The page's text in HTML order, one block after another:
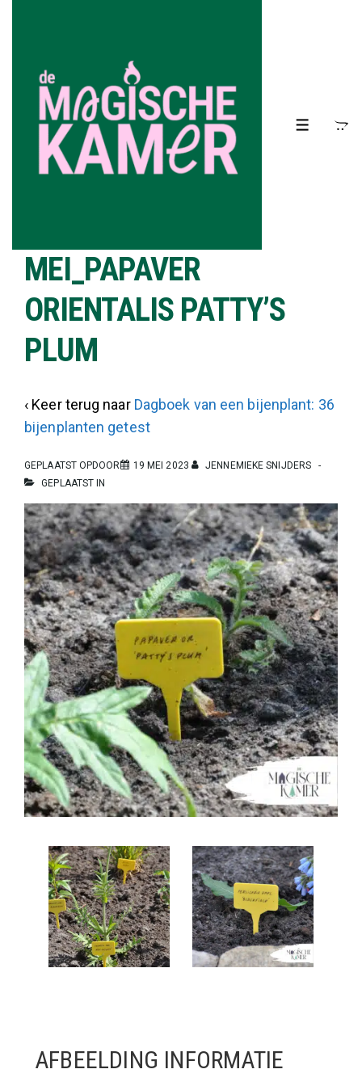
hoofdinhoud
MENU
MEI_PAPAVER
ORIENTALIS PATTY’S
PLUM
‹ Keer terug naar Dagboek van een bijenplant: 36
bijenplanten getest
GEPLAATST OPDOOR 19 MEI 2023
JENNEMIEKE SNIJDERS
GEPLAATST IN
AFBEELDING INFORMATIE